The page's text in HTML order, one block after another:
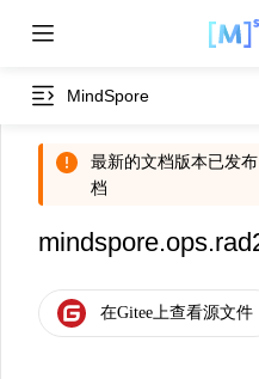
MindSpore
最新的文档版本已发
档